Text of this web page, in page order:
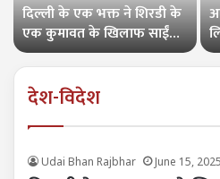
दिल्ली के एक भक्त ने शिरडी के
एक कुमावत के खिलाफ साईं
भक्त से 51 लाख रुपये की ठगी
करने का मामला दर्ज कराया
देश-विदेश
Udai Bhan Rajbhar June 15, 2025